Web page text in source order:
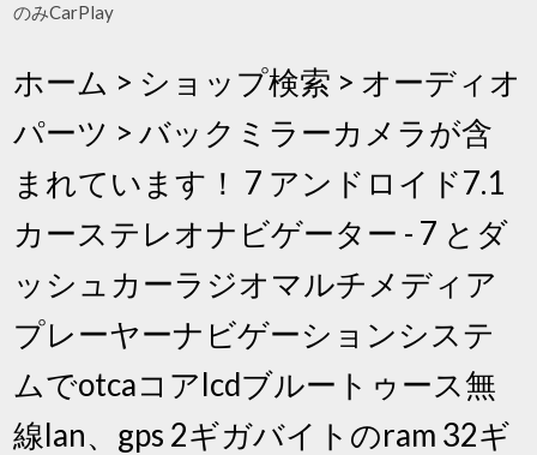
のみCarPlay
ホーム > ショップ検索 > オーディオ
パーツ > バックミラーカメラが含
まれています！ 7 アンドロイド7.1
カーステレオナビゲーター - 7 とダ
ッシュカーラジオマルチメディア
プレーヤーナビゲーションシステ
ムでotcaコアlcdブルートゥース無
線lan、gps 2ギガバイトのram 32ギ